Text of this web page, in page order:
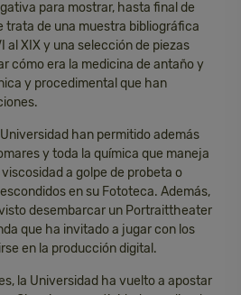
para mostrar, hasta final de
trata de una muestra bibliográfica
al XIX y una selección de piezas
cómo era la medicina de antaño y
y procedimental que han
han permitido además
y toda la química que maneja
a golpe de probeta o
en su Fototeca. Además,
desembarcar un Portraittheater
que ha invitado a jugar con los
en la producción digital.
la Universidad ha vuelto a apostar